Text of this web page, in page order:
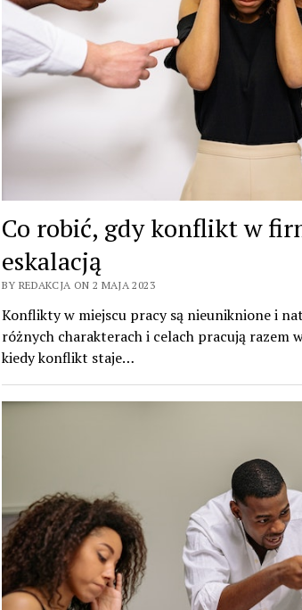
Co robić, gdy konflikt w
eskalacją
BY REDAKCJA ON 2 MAJA 2023
Konflikty w miejscu pracy są nieuniknione i
różnych charakterach i celach pracują razem
kiedy konflikt staje…